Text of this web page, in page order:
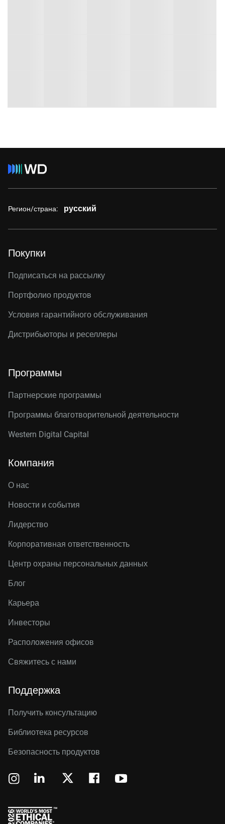
Регион/страна: русский
Покупки
Подписаться на рассылку
Портфолио продуктов
Условия гарантийного обслуживания
Дистрибьюторы и реселлеры
Программы
Партнерские программы
Программы благотворительной деятельности
Western Digital Capital
Компания
О нас
Новости и события
Лидерство
Корпоративная ответственность
Центр охраны персональных данных
Блог
Карьера
Инвесторы
Расположения офисов
Свяжитесь с нами
Поддержка
Получить консультацию
Библиотека ресурсов
Безопасность продуктов